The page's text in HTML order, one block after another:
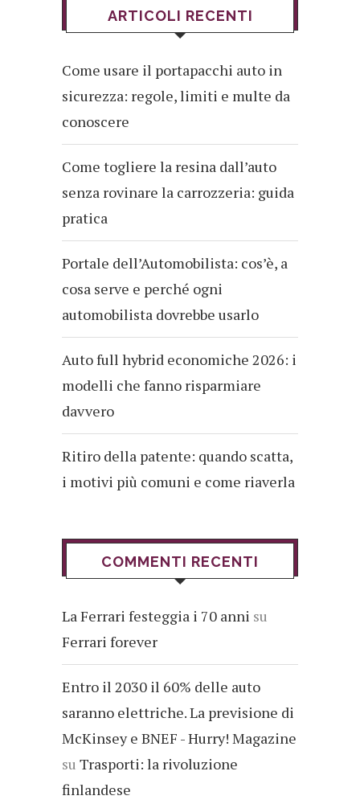
ARTICOLI RECENTI
Come usare il portapacchi auto in
sicurezza: regole, limiti e multe da
conoscere
Come togliere la resina dall’auto
senza rovinare la carrozzeria: guida
pratica
Portale dell’Automobilista: cos’è, a
cosa serve e perché ogni
automobilista dovrebbe usarlo
Auto full hybrid economiche 2026: i
modelli che fanno risparmiare
davvero
Ritiro della patente: quando scatta,
i motivi più comuni e come riaverla
COMMENTI RECENTI
La Ferrari festeggia i 70 anni su
Ferrari forever
Entro il 2030 il 60% delle auto
saranno elettriche. La previsione di
McKinsey e BNEF - Hurry! Magazine
su Trasporti: la rivoluzione
finlandese